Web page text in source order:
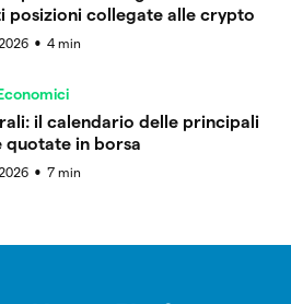
posizioni collegate alle crypto
● 4 min
il calendario delle principali
quotate in borsa
● 7 min